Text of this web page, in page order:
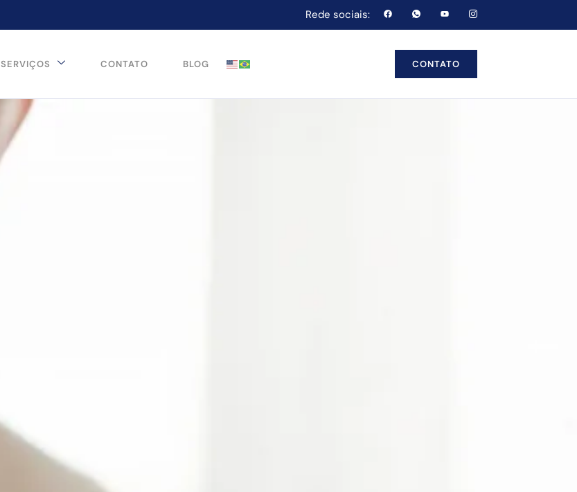
Rede sociais:
SERVIÇOS CONTATO BLOG CONTATO